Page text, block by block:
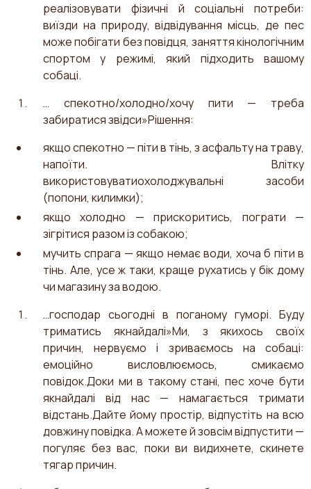
реалізовувати фізичні й соціальні потреби:
виїзди на природу, відвідування місць, де пес
може побігати без повідця, заняття кінологічним
спортом у режимі, який підходить вашому
собаці.
… спекотно/холодно/хочу пити — треба
забиратися звідси»Рішення:
якщо спекотно — піти в тінь, з асфальту на траву,
напоїти. Влітку
використовуватиохолоджувальні засоби
(попони, килимки);
якщо холодно — прискоритись, пограти —
зігрітися разом із собакою;
мучить спрага — якщо немає води, хоча б піти в
тінь. Але, усе ж таки, краще рухатись у бік дому
чи магазину за водою.
…господар сьогодні в поганому гуморі. Буду
триматись якнайдалі»Ми, з якихось своїх
причин, нервуємо і зриваємось на собаці:
емоційно висловлюємось, смикаємо
повідок.Доки ми в такому стані, пес хоче бути
якнайдалі від нас — намагається тримати
відстань.Дайте йому простір, відпустіть на всю
довжину повідка. А можете й зовсім відпустити —
погуляє без вас, поки ви видихнете, скинете
тягар причин.